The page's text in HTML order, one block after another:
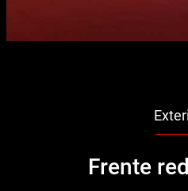
Frente